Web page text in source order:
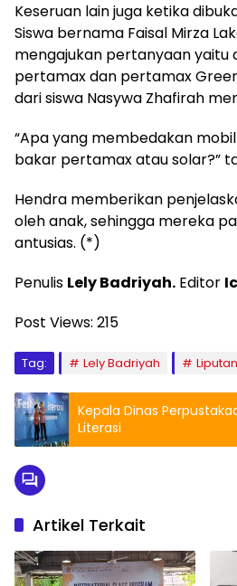
Keseruan lain juga ketika
Siswa bernama Faisal Mirza
mengajukan pertanyaan yaitu
pertamax dan pertamax
dari siswa Nasywa Zhafirah
“Apa yang membedakan
bakar pertamax atau solar?”
Hendra memberikan
oleh anak, sehingga mereka
antusias. (*)
Penulis Lely Badriyah. Editor
Post Views: 215
Tag: Lely Badriyah Liputan
Kepala Dinas
Literasi
Artikel Terkait